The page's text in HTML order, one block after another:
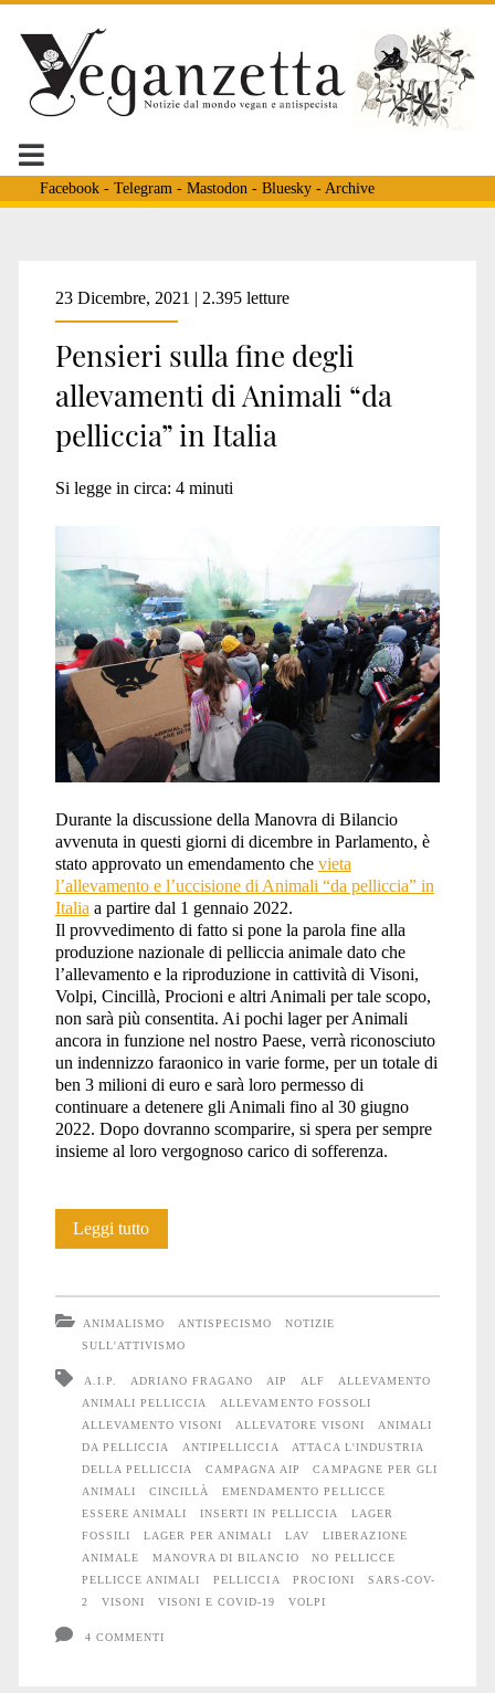
Facebook- Telegram - Mastodon - Bluesky- Archive
Tag:
<span>lager
per
animali</span>
23 Dicembre, 2021 | 2.395 letture
Pensieri sulla fine degli
allevamenti di Animali “da
pelliccia” in Italia
Si legge in circa: 4 minuti
Durante la discussione della Manovra di Bilancio
avvenuta in questi giorni di dicembre in Parlamento, è
stato approvato un emendamento che vieta
l’allevamento e l’uccisione di Animali “da pelliccia” in
Italia a partire dal 1 gennaio 2022.
Il provvedimento di fatto si pone la parola fine alla
produzione nazionale di pelliccia animale dato che
l’allevamento e la riproduzione in cattività di Visoni,
Volpi, Cincillà, Procioni e altri Animali per tale scopo,
non sarà più consentita. Ai pochi lager per Animali
ancora in funzione nel nostro Paese, verrà riconosciuto
un indennizzo faraonico in varie forme, per un totale di
ben 3 milioni di euro e sarà loro permesso di
continuare a detenere gli Animali fino al 30 giugno
2022. Dopo dovranno scomparire, si spera per sempre
insieme al loro vergognoso carico di sofferenza.
Leggi tuttoPensieri
degli
allevamenti
di
Animali
“da
pelliccia”
in
ANIMALISMO ANTISPECISMO
NOTIZIE
SULL'ATTIVISMO
A.I.P. ADRIANO FRAGANO AIP ALF
ALLEVAMENTO
ANIMALI PELLICCIA
ALLEVAMENTO FOSSOLI
ALLEVAMENTO VISONI
ALLEVATORE VISONI
ANIMALI
DA PELLICCIA
ANTIPELLICCIA
ATTACA L'INDUSTRIA
DELLA PELLICCIA
CAMPAGNA AIP
CAMPAGNE PER GLI
ANIMALI
CINCILLÀ
EMENDAMENTO PELLICCE
ESSERE ANIMALI
INSERTI IN PELLICCIA
LAGER
FOSSILI
LAGER PER ANIMALI LAV
LIBERAZIONE
ANIMALE
MANOVRA DI BILANCIO
NO PELLICCE
PELLICCE ANIMALI
PELLICCIA PROCIONI
SARS-COV-
2
VISONI VISONI E COVID-19 VOLPI
4 COMMENTI